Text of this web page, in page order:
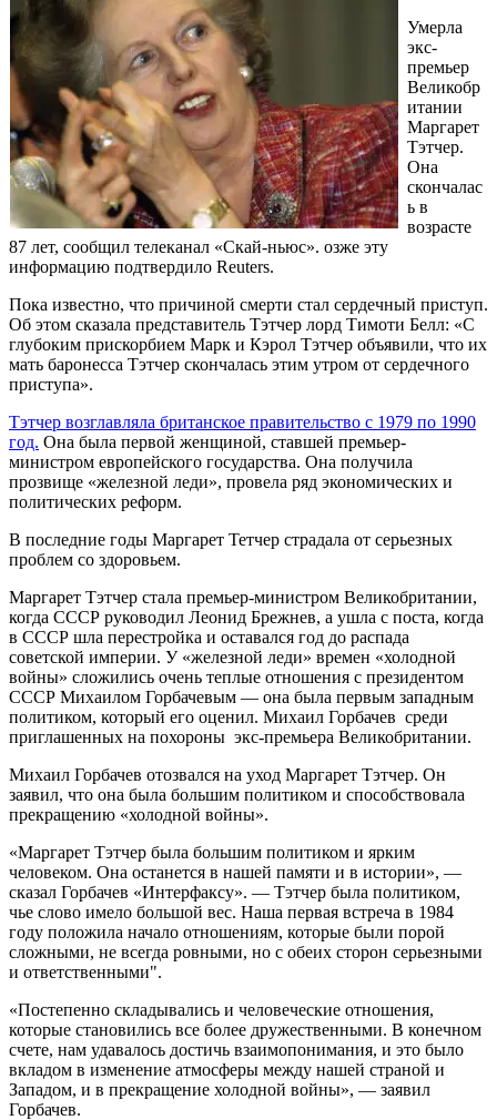
Умерла
экс-
премьер
Великобр
итании
Маргарет
Тэтчер.
Она
скончалас
ь в
возрасте
87 лет, сообщил телеканал «Скай-ньюс». озже эту
информацию подтвердило Reuters.
Пока известно, что причиной смерти стал сердечный приступ.
Об этом сказала представитель Тэтчер лорд Тимоти Белл: «С
глубоким прискорбием Марк и Кэрол Тэтчер объявили, что их
мать баронесса Тэтчер скончалась этим утром от сердечного
приступа».
Тэтчер возглавляла британское правительство с 1979 по 1990
год. Она была первой женщиной, ставшей премьер-
министром европейского государства. Она получила
прозвище «железной леди», провела ряд экономических и
политических реформ.
В последние годы Маргарет Тетчер страдала от серьезных
проблем со здоровьем.
Маргарет Тэтчер стала премьер-министром Великобритании,
когда СССР руководил Леонид Брежнев, а ушла с поста, когда
в СССР шла перестройка и оставался год до распада
советской империи. У «железной леди» времен «холодной
войны» сложились очень теплые отношения с президентом
СССР Михаилом Горбачевым — она была первым западным
политиком, который его оценил. Михаил Горбачев среди
приглашенных на похороны экс-премьера Великобритании.
Михаил Горбачев отозвался на уход Маргарет Тэтчер. Он
заявил, что она была большим политиком и способствовала
прекращению «холодной войны».
«Маргарет Тэтчер была большим политиком и ярким
человеком. Она останется в нашей памяти и в истории», —
сказал Горбачев «Интерфаксу». — Тэтчер была политиком,
чье слово имело большой вес. Наша первая встреча в 1984
году положила начало отношениям, которые были порой
сложными, не всегда ровными, но с обеих сторон серьезными
и ответственными".
«Постепенно складывались и человеческие отношения,
которые становились все более дружественными. В конечном
счете, нам удавалось достичь взаимопонимания, и это было
вкладом в изменение атмосферы между нашей страной и
Западом, и в прекращение холодной войны», — заявил
Горбачев.